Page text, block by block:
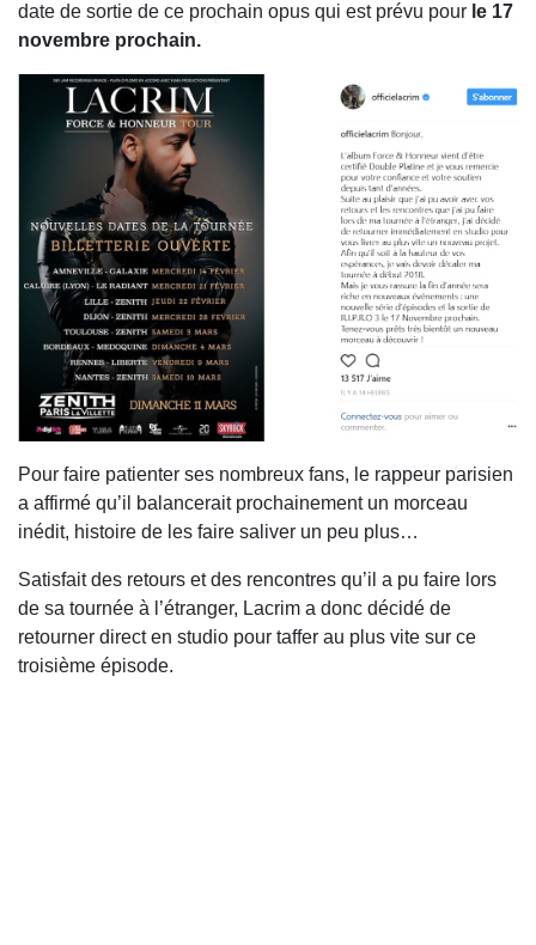
date de sortie de ce prochain opus qui est prévu pour le 17
novembre prochain.
Pour faire patienter ses nombreux fans, le rappeur parisien
a affirmé qu’il balancerait prochainement un morceau
inédit, histoire de les faire saliver un peu plus…
Satisfait des retours et des rencontres qu’il a pu faire lors
de sa tournée à l’étranger, Lacrim a donc décidé de
retourner direct en studio pour taffer au plus vite sur ce
troisième épisode.